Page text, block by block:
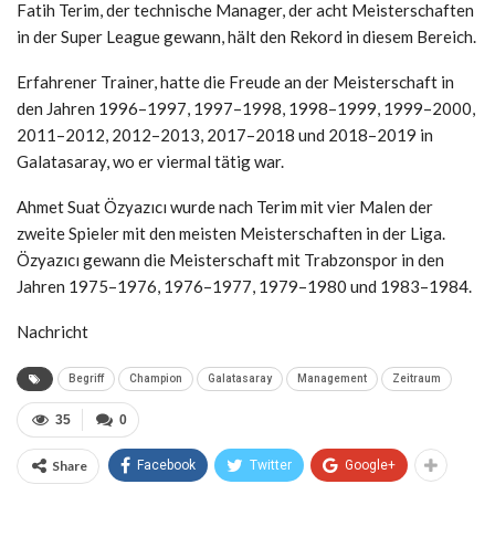
Fatih Terim, der technische Manager, der acht Meisterschaften
in der Super League gewann, hält den Rekord in diesem Bereich.
Erfahrener Trainer, hatte die Freude an der Meisterschaft in
den Jahren 1996–1997, 1997–1998, 1998–1999, 1999–2000,
2011–2012, 2012–2013, 2017–2018 und 2018–2019 in
Galatasaray, wo er viermal tätig war.
Ahmet Suat Özyazıcı wurde nach Terim mit vier Malen der
zweite Spieler mit den meisten Meisterschaften in der Liga.
Özyazıcı gewann die Meisterschaft mit Trabzonspor in den
Jahren 1975–1976, 1976–1977, 1979–1980 und 1983–1984.
Nachricht
Begriff Champion Galatasaray Management Zeitraum
0
35
Share Facebook Twitter Google+